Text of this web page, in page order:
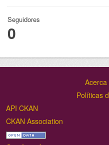
Seguidores
0
Acerca
Políticas
API CKAN
CKAN Association